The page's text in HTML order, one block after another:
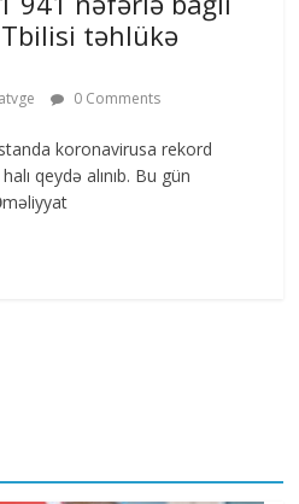
təhlükə
0 Comments
koronavirusa rekord
qeydə alınıb. Bu gün